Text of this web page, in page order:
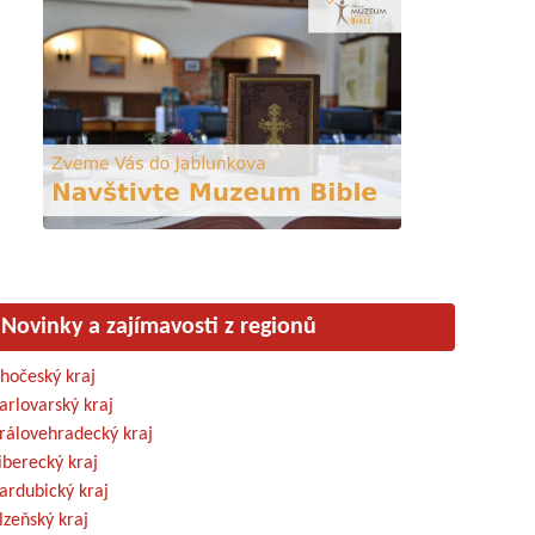
Novinky a zajímavosti z regionů
kraj
kraj
kraj
kraj
kraj
kraj